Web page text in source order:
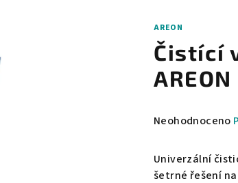
AREON
Čistící
Průměrné
produktu
je
Neohodnoceno
Univerzální
šetrné řešení